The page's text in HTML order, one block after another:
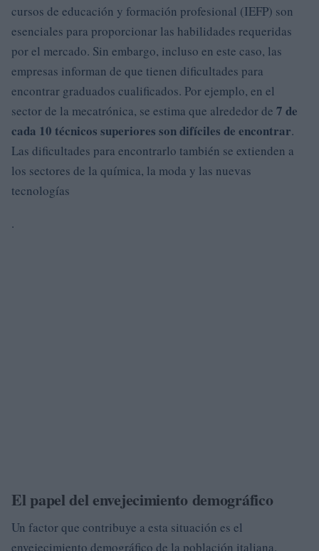
cursos de educación y formación profesional (IEFP) son
esenciales para proporcionar las habilidades requeridas
por el mercado. Sin embargo, incluso en este caso, las
empresas informan de que tienen dificultades para
encontrar graduados cualificados. Por ejemplo, en el
sector de la mecatrónica, se estima que alrededor de 7 de
cada 10 técnicos superiores son difíciles de encontrar.
Las dificultades para encontrarlo también se extienden a
los sectores de la química, la moda y las nuevas
tecnologías
.
El papel del envejecimiento demográfico
Un factor que contribuye a esta situación es el
envejecimiento demográfico de la población italiana.